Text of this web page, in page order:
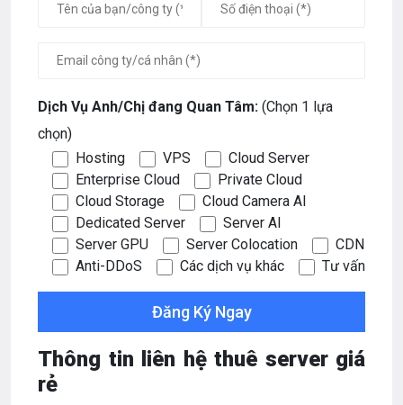
Dịch Vụ Anh/Chị đang Quan Tâm: (Chọn 1 lựa
chọn)
Hosting
VPS
Cloud Server
Enterprise Cloud
Private Cloud
Cloud Storage
Cloud Camera AI
Dedicated Server
Server AI
Server GPU
Server Colocation
CDN
Anti-DDoS
Các dịch vụ khác Tư vấn
Thông tin liên hệ thuê server giá
rẻ